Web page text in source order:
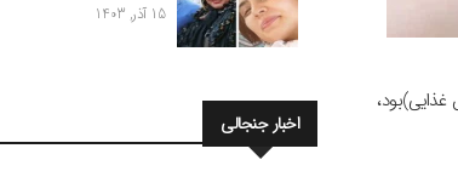
(چالش غذایی)بود،
15 آذر, 1403
اخبار جنجالی